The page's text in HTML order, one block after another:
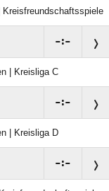
Kreisfreundschaftsspiele
:
| Kreisliga C
:
| Kreisliga D
: